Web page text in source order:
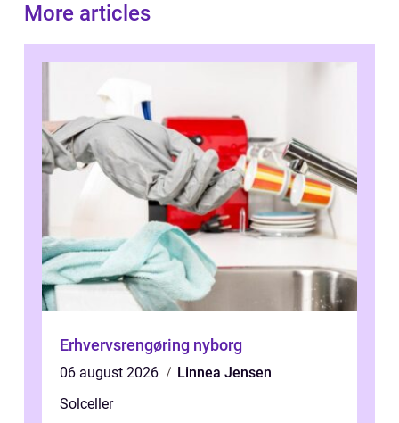
More articles
Erhvervsrengøring nyborg
06 august 2026
Linnea Jensen
Solceller